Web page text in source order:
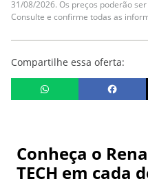
31/08/2026. Os preços poderão
Consulte e confirme todas as
Compartilhe essa oferta:
Conheça o
TECH em cada